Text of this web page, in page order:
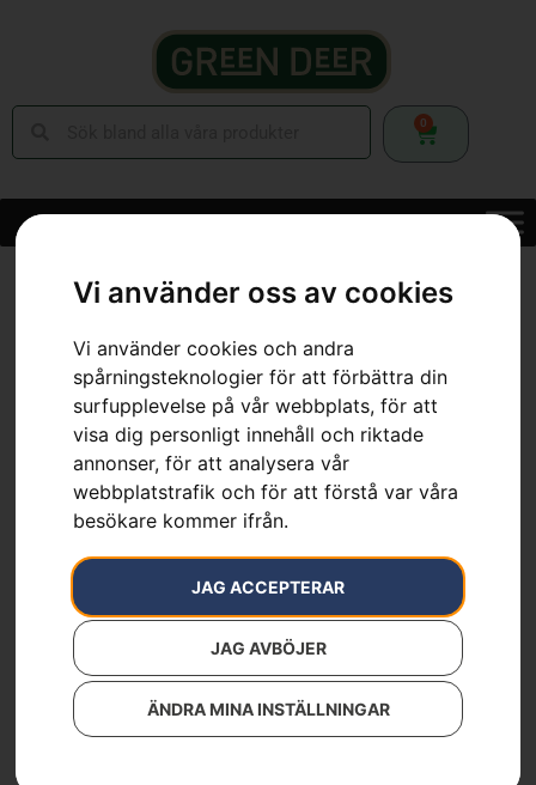
Vi använder oss av cookies
Vi använder cookies och andra
spårningsteknologier för att förbättra din
surfupplevelse på vår webbplats, för att
visa dig personligt innehåll och riktade
annonser, för att analysera vår
webbplatstrafik och för att förstå var våra
besökare kommer ifrån.
JAG ACCEPTERAR
JAG AVBÖJER
ÄNDRA MINA INSTÄLLNINGAR
0
CUT S93G, 14″